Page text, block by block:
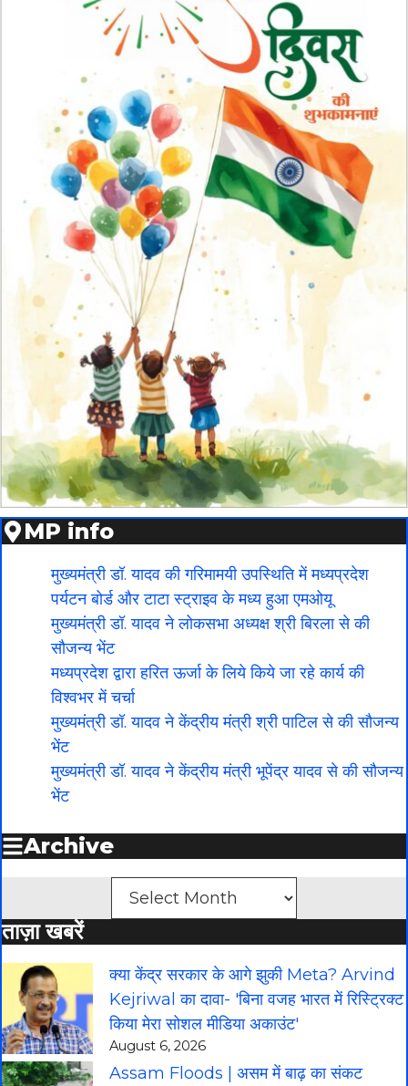
MP info
मुख्यमंत्री डॉ. यादव की गरिमामयी उपस्थिति में मध्यप्रदेश
पर्यटन बोर्ड और टाटा स्ट्राइव के मध्य हुआ एमओयू
मुख्यमंत्री डॉ. यादव ने लोकसभा अध्यक्ष श्री बिरला से की
सौजन्य भेंट
मध्यप्रदेश द्वारा हरित ऊर्जा के लिये किये जा रहे कार्य की
विश्वभर में चर्चा
मुख्यमंत्री डॉ. यादव ने केंद्रीय मंत्री श्री पाटिल से की सौजन्य
भेंट
मुख्यमंत्री डॉ. यादव ने केंद्रीय मंत्री भूपेंद्र यादव से की सौजन्य
भेंट
Archive
ताज़ा खबरें
क्या केंद्र सरकार के आगे झुकी Meta? Arvind
Kejriwal का दावा- 'बिना वजह भारत में रिस्ट्रिक्ट
किया मेरा सोशल मीडिया अकाउंट'
August 6, 2026
Assam Floods | असम में बाढ़ का संकट